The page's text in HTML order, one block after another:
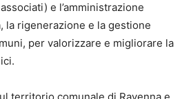
e l’amministrazione
la rigenerazione e la gestione
per valorizzare e migliorare la